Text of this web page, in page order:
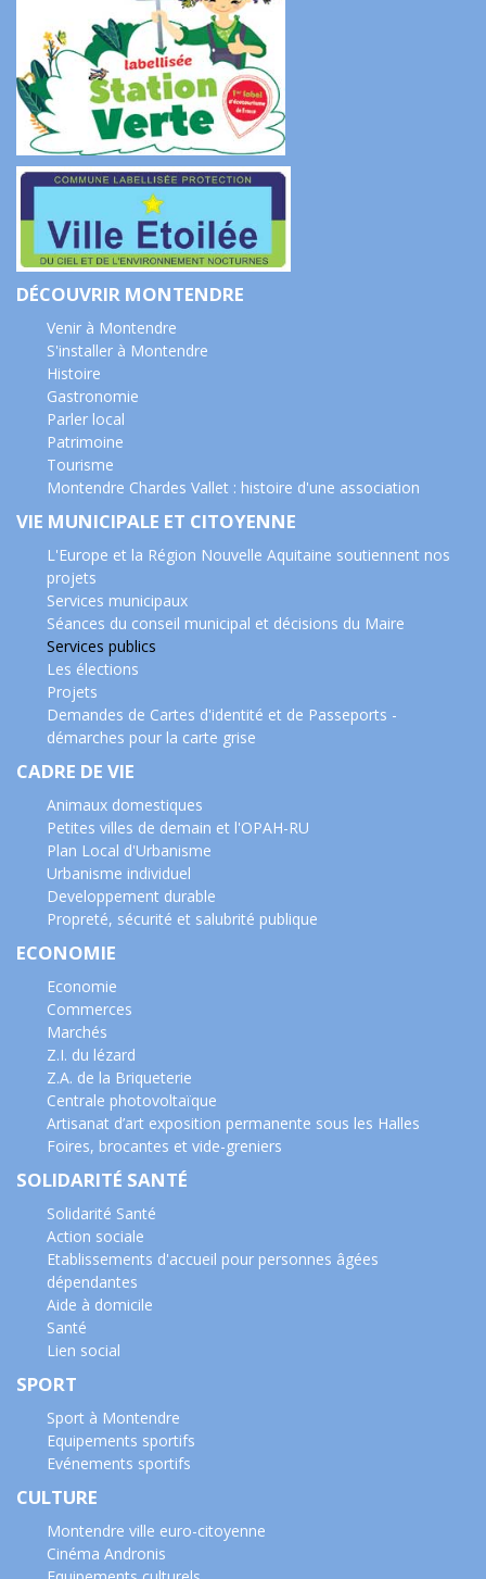
DÉCOUVRIR MONTENDRE
Venir à Montendre
S'installer à Montendre
Histoire
Gastronomie
Parler local
Patrimoine
Tourisme
Montendre Chardes Vallet : histoire d'une association
VIE MUNICIPALE ET CITOYENNE
L'Europe et la Région Nouvelle Aquitaine soutiennent nos
projets
Services municipaux
Séances du conseil municipal et décisions du Maire
Services publics
Les élections
Projets
Demandes de Cartes d'identité et de Passeports -
démarches pour la carte grise
CADRE DE VIE
Animaux domestiques
Petites villes de demain et l'OPAH-RU
Plan Local d'Urbanisme
Urbanisme individuel
Developpement durable
Propreté, sécurité et salubrité publique
ECONOMIE
Economie
Commerces
Marchés
Z.I. du lézard
Z.A. de la Briqueterie
Centrale photovoltaïque
Artisanat d’art exposition permanente sous les Halles
Foires, brocantes et vide-greniers
SOLIDARITÉ SANTÉ
Solidarité Santé
Action sociale
Etablissements d'accueil pour personnes âgées
dépendantes
Aide à domicile
Santé
Lien social
SPORT
Sport à Montendre
Equipements sportifs
Evénements sportifs
CULTURE
Montendre ville euro-citoyenne
Cinéma Andronis